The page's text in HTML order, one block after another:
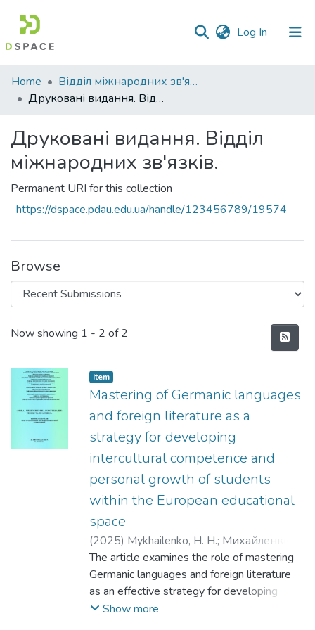
Log In (current)
Communities
&
All of DSpace
Home
Відділ міжнародних зв'язків
Друковані видання. Відділ міжнародних зв'язків.
Друковані видання. Відділ
міжнародних зв'язків.
Permanent URI for this collection
https://dspace.pdau.edu.ua/handle/123456789/19574
Browse
Recent Submissions
Now showing 1 - 2 of 2
Item
Mastering of Germanic languages
and foreign literature as a
strategy for developing
intercultural competence and
personal growth of students
within the European educational
space
(2025) Mykhailenko, H. H.; Михайленко,
Галина Григорівна
The article examines the role of mastering
Germanic languages and foreign literature
as an effective strategy for developing
students’ intercultural competence and
Show more